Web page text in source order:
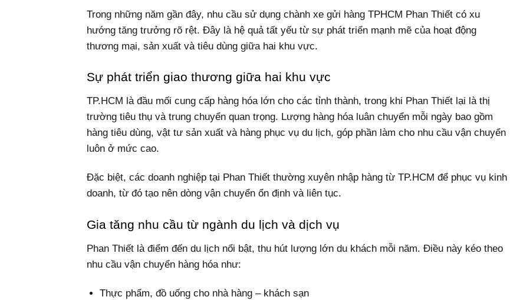
Trong những năm gần đây, nhu cầu sử dụng chành xe gửi hàng TPHCM Phan Thiết có xu
hướng tăng trưởng rõ rệt. Đây là hệ quả tất yếu từ sự phát triển mạnh mẽ của hoạt động
thương mại, sản xuất và tiêu dùng giữa hai khu vực.
Sự phát triển giao thương giữa hai khu vực
TP.HCM là đầu mối cung cấp hàng hóa lớn cho các tỉnh thành, trong khi Phan Thiết lại là thị
trường tiêu thụ và trung chuyển quan trọng. Lượng hàng hóa luân chuyển mỗi ngày bao gồm
hàng tiêu dùng, vật tư sản xuất và hàng phục vụ du lịch, góp phần làm cho nhu cầu vận chuyển
luôn ở mức cao.
Đặc biệt, các doanh nghiệp tại Phan Thiết thường xuyên nhập hàng từ TP.HCM để phục vụ kinh
doanh, từ đó tạo nên dòng vận chuyển ổn định và liên tục.
Gia tăng nhu cầu từ ngành du lịch và dịch vụ
Phan Thiết là điểm đến du lịch nổi bật, thu hút lượng lớn du khách mỗi năm. Điều này kéo theo
nhu cầu vận chuyển hàng hóa như:
Thực phẩm, đồ uống cho nhà hàng – khách sạn